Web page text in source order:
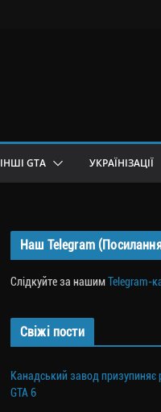
ІНШІ GTA УКРАЇНІЗАЦІЇ
Наш Telegram
Слідкуйте за нашимTelegram-
Свіжі пости
Канадський завод призупиняє
GTA 6